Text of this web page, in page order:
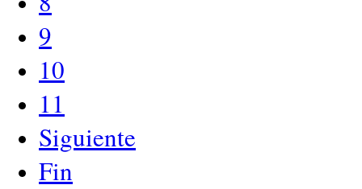
9
10
11
Siguiente
Fin